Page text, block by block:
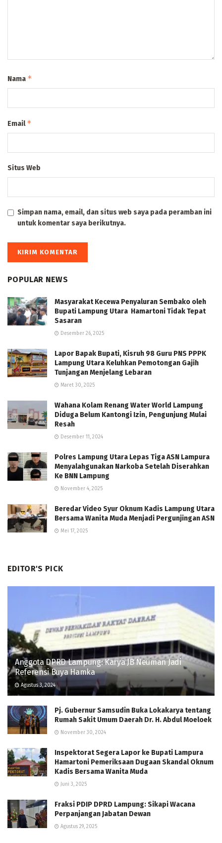
Nama *
Email*
Situs Web
Simpan nama, email, dan situs web saya pada peramban ini
untuk komentar saya berikutnya.
POPULAR NEWS
Masyarakat Kecewa Penyaluran Sembako oleh
Bupati Lampung Utara Hamartoni Tidak Tepat
Sasaran
Desember 26, 2025
Lapor Bapak Bupati, Kisruh 98 Guru PNS PPPK
Lampung Utara Keluhkan Pemotongan Gajih
Tunjangan Menjelang Lebaran
Maret 30, 2025
Wahana Kolam Renang Water World Lampung
Diduga Belum Kantongi Izin, Pengunjung Mulai
Resah
Desember 11, 2024
Polres Lampung Utara Lepas Tiga ASN Lampura
Menyalahgunakan Narkoba Setelah Diserahkan
Ke BNN Lampung
November 4, 2025
Beredar Video Syur Oknum Kadis Lampung Utara
Bersama Wanita Muda Menjadi Pergunjingan ASN
Mei 17, 2025
EDITOR'S PICK
Anggota DPRD Lampung: Karya JB Neuman Jadi
Referensi Buya Hamka
Agustus 3, 2024
Pj. Gubernur Samsudin Buka Lokakarya tentang
Rumah Sakit Umum Daerah Dr. H. Abdul Moeloek
November 30, 2024
Inspektorat Segera Lapor ke Bupati Lampura
Hamartoni Pemeriksaan Dugaan Skandal Oknum
Kadis Bersama Wanita Muda
Juni 3, 2025
Fraksi PDIP DPRD Lampung: Sikapi Wacana
Perpanjangan Jabatan Dewan
Agustus 29, 2025